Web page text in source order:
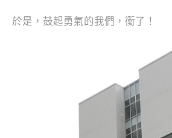
於是，鼓起勇氣的我們，衝了！